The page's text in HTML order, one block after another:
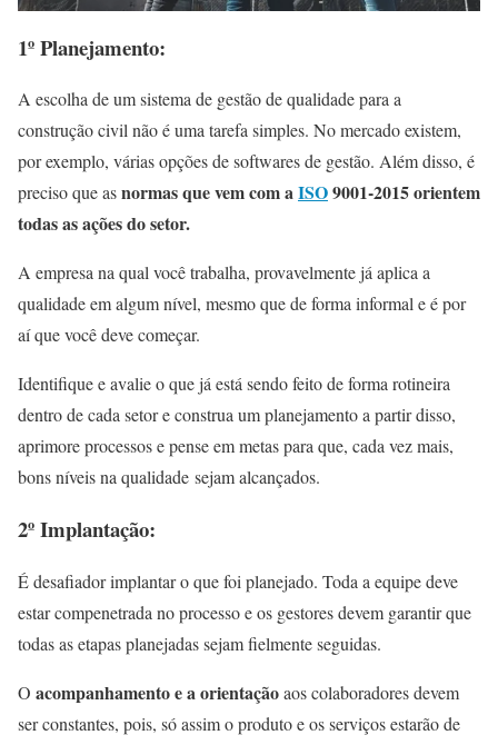
1º Planejamento:
A escolha de um sistema de gestão de qualidade para a
construção civil não é uma tarefa simples. No mercado existem,
por exemplo, várias opções de softwares de gestão. Além disso, é
preciso que asnormas que vem com aISO9001-2015 orientem
todas as ações do setor.
A empresa na qual você trabalha, provavelmente já aplica a
qualidade em algum nível, mesmo que de forma informal e é por
aí que você deve começar.
Identifique e avalie o que já está sendo feito de forma rotineira
dentro de cada setor e construa um planejamento a partir disso,
aprimore processos e pense em metas para que, cada vez mais,
bons níveis na qualidade sejam alcançados.
2º Implantação:
É desafiador implantar o que foi planejado. Toda a equipe deve
estar compenetrada no processo e os gestores devem garantir que
todas as etapas planejadas sejam fielmente seguidas.
O acompanhamento e a orientaçãoaos colaboradores devem
ser constantes, pois, só assim o produto e os serviços estarão de